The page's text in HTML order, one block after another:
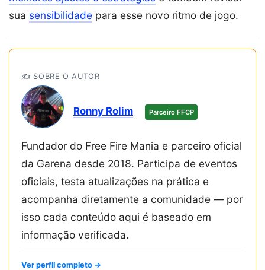
sua sensibilidade para esse novo ritmo de jogo.
✍️ SOBRE O AUTOR
Ronny Rolim Parceiro FFCP
Fundador do Free Fire Mania e parceiro oficial
da Garena desde 2018. Participa de eventos
oficiais, testa atualizações na prática e
acompanha diretamente a comunidade — por
isso cada conteúdo aqui é baseado em
informação verificada.
Ver perfil completo →